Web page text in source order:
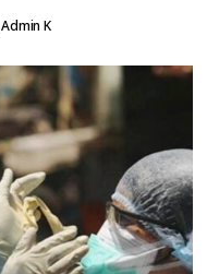
Admin K